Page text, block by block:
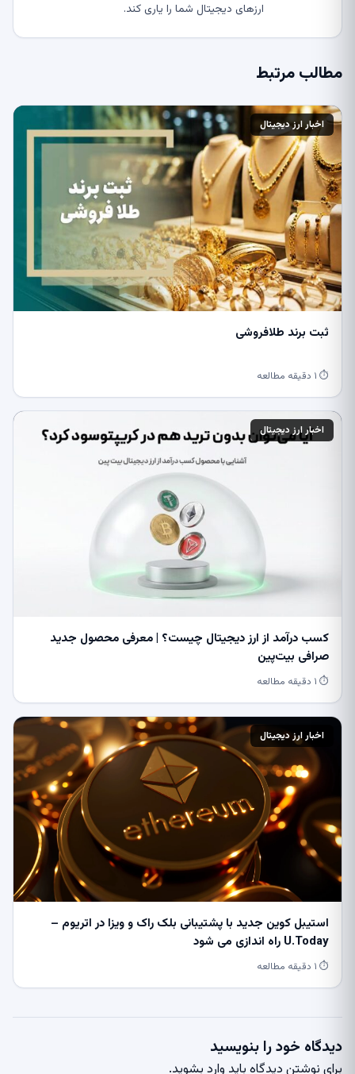
ارزهای دیجیتال شما را یاری کند.
مطالب مرتبط
اخبار ارز دیجیتال
ثبت برند طلافروشی
⏱ ۱ دقیقه مطالعه
اخبار ارز دیجیتال
کسب درآمد از ارز دیجیتال چیست؟ | معرفی محصول جدید
صرافی بیت‌پین
⏱ ۱ دقیقه مطالعه
اخبار ارز دیجیتال
استیبل کوین جدید با پشتیبانی بلک راک و ویزا در اتریوم –
U.Today راه اندازی می شود
⏱ ۱ دقیقه مطالعه
دیدگاه خود را بنویسید
برای نوشتن دیدگاه باید وارد بشوید.